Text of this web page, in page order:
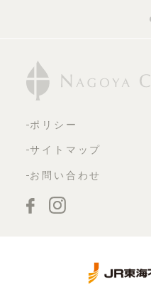
ポリシー
サイトマップ
お問い合わせ